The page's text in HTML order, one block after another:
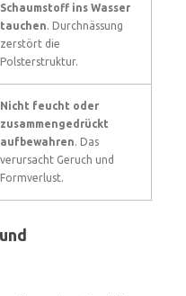
Schaumstoff ins Wasser
tauchen. Durchnässung
zerstört die
Polsterstruktur.
Nicht feucht oder
zusammengedrückt
aufbewahren. Das
verursacht Geruch und
Formverlust.